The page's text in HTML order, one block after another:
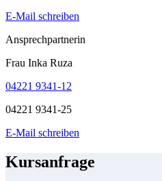
E-Mail schreiben
Ansprechpartnerin
Frau Inka Ruza
04221 9341-12
04221 9341-25
E-Mail schreiben
Kursanfrage